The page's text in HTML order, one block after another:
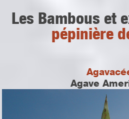
Les Bambous et
pépinière
Agave